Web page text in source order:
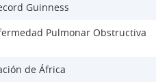
Guinness
Pulmonar Obstructiva
de África